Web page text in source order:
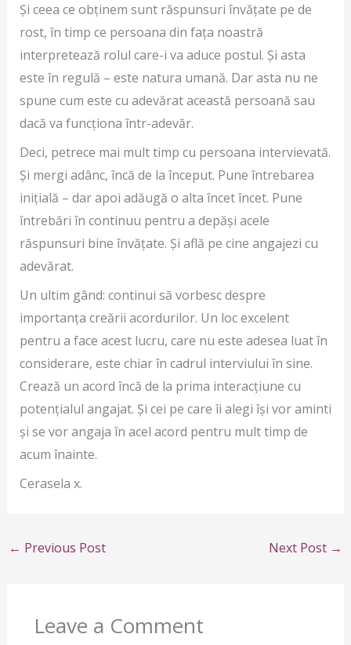
Și ceea ce obținem sunt răspunsuri învățate pe de
rost, în timp ce persoana din fața noastră
interpretează rolul care-i va aduce postul. Și asta
este în regulă – este natura umană. Dar asta nu ne
spune cum este cu adevărat această persoană sau
dacă va funcționa într-adevăr.
Deci, petrece mai mult timp cu persoana intervievată.
Și mergi adânc, încă de la început. Pune întrebarea
inițială – dar apoi adăugă o alta încet încet. Pune
întrebări în continuu pentru a depăși acele
răspunsuri bine învățate. Și află pe cine angajezi cu
adevărat.
Un ultim gând: continui să vorbesc despre
importanța creării acordurilor. Un loc excelent
pentru a face acest lucru, care nu este adesea luat în
considerare, este chiar în cadrul interviului în sine.
Crează un acord încă de la prima interacțiune cu
potențialul angajat. Și cei pe care îi alegi își vor aminti
și se vor angaja în acel acord pentru mult timp de
acum înainte.
Cerasela x.
← Previous Post Next Post →
Leave a Comment